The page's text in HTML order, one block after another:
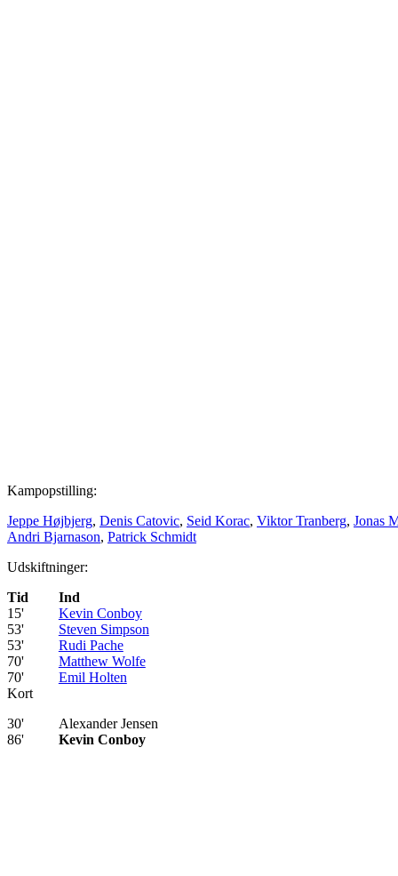
Kampopstilling:
Jeppe Højbjerg, Denis Catovic, Seid Korac, Viktor Tranberg, Jonas
Andri Bjarnason, Patrick Schmidt
Udskiftninger:
Tid
Ind
15'
Kevin Conboy
53'
Steven Simpson
53'
Rudi Pache
70'
Matthew Wolfe
70'
Emil Holten
Kort
30'
Alexander Jensen
86'
Kevin Conboy